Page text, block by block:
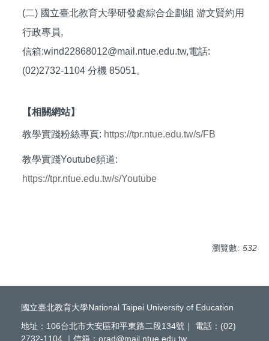
(二) 國立臺北教育大學研發處綜合企劃組 游文賢約用
行政專員,
信箱:wind22868012@mail.ntue.edu.tw,電話:
(02)2732-1104 分機 85051。
【相關網站】
教學實踐粉絲專頁: https://tpr.ntue.edu.tw/s/FB
教學實踐Youtube頻道:
https://tpr.ntue.edu.tw/s/Youtube
瀏覽數: 532
國立臺北教育大學National Taipei University of Education
地址：106台北市大安區和平東路二段134號｜ 電話：(02)
2732-1104 ｜信箱：orad@mail.ntue.edu.tw